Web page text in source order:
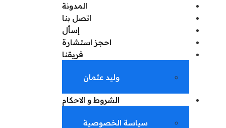
المدونة
اتصل بنا
إسأل
احجز استشارة
فريقنا
وليد عثمان
الشروط و الاحكام
سياسة الخصوصية